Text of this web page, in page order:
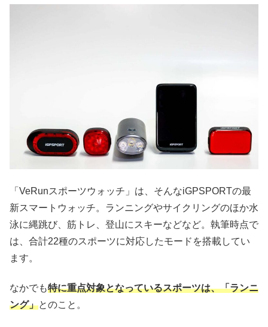
「VeRunスポーツウォッチ」は、そんなiGPSPORTの最
新スマートウォッチ。ランニングやサイクリングのほか水
泳に縄跳び、筋トレ、登山にスキーなどなど。執筆時点で
は、合計22種のスポーツに対応したモードを搭載してい
ます。
なかでも特に重点対象となっているスポーツは、「ランニ
ング」とのこと。